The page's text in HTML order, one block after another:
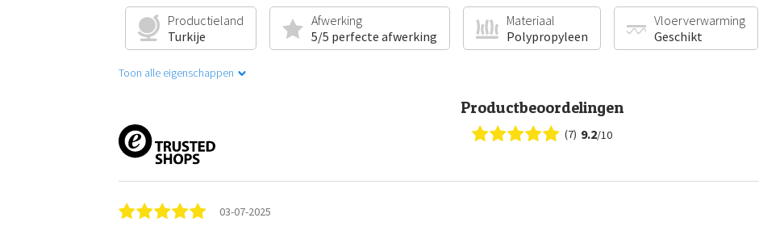
Productieland
Turkije
Afwerking
5/5 perfecte afwerking
Materiaal
Polypropyleen
Vloerverwarming
Geschikt
Toon alle eigenschappen
Productbeoordelingen
(7) 9.2/10
03-07-2025